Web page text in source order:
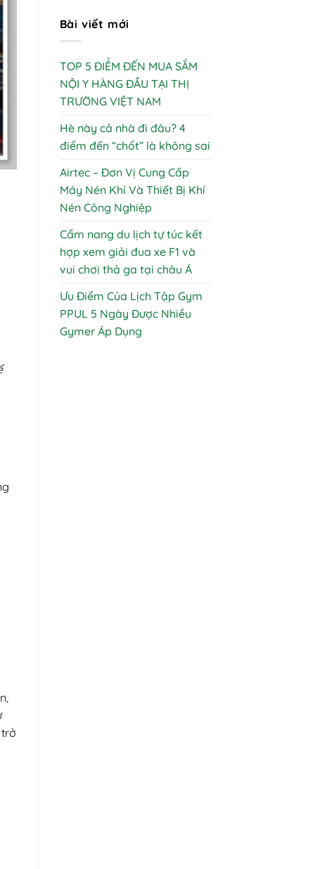
Bài viết mới
TOP 5 ĐIỂM ĐẾN MUA SẮM
NỘI Y HÀNG ĐẦU TẠI THỊ
TRƯỜNG VIỆT NAM
Hè này cả nhà đi đâu? 4
điểm đến “chốt” là không sai
Airtec – Đơn Vị Cung Cấp
Máy Nén Khí Và Thiết Bị Khí
Nén Công Nghiệp
Cẩm nang du lịch tự túc kết
hợp xem giải đua xe F1 và
vui chơi thả ga tại châu Á
Ưu Điểm Của Lịch Tập Gym
PPUL 5 Ngày Được Nhiều
Gymer Áp Dụng